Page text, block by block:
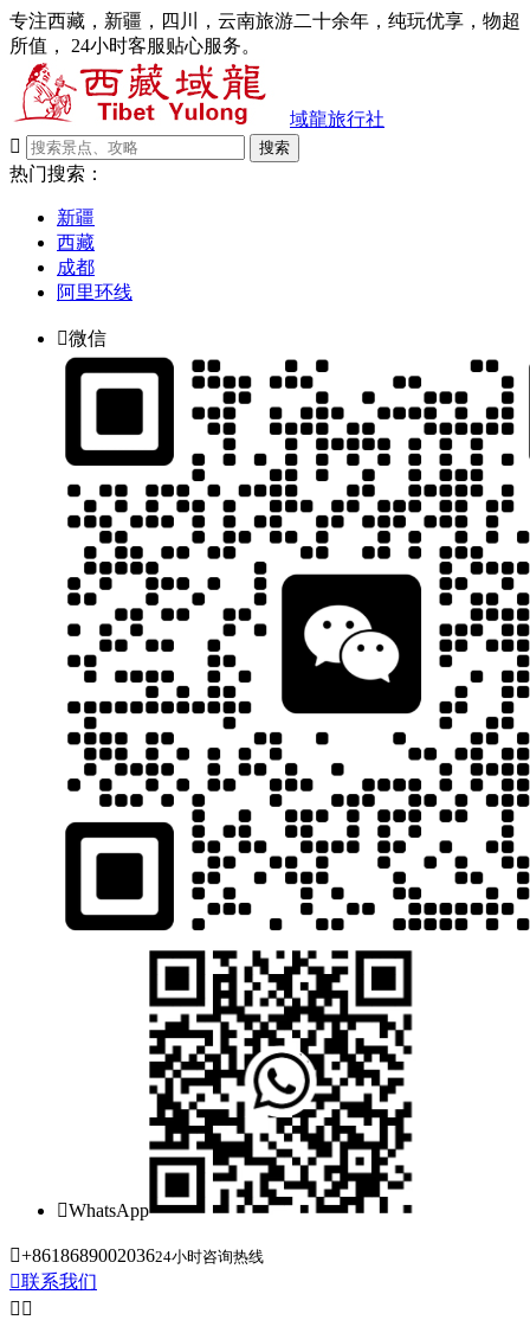
专注西藏，新疆，四川，云南旅游二十余年，纯玩优享，物超
所值， 24小时客服贴心服务。
域龍旅行社

搜索
热门搜索：
新疆
西藏
成都
阿里环线
微信
WhatsApp
+861868900203624小时咨询热线
联系我们
 